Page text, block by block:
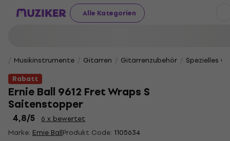
Alle Kategorien
Musikinstrumente Gitarren Gitarrenzubehör
Spezielles
Rabatt
Ernie Ball 9612 Fret Wraps S
Saitenstopper
4,8/5
6 x bewertet
Marke: Ernie BallProdukt Code: 1105634